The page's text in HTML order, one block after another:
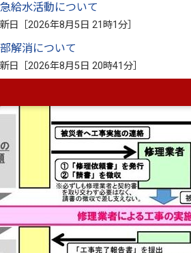
給水活動について
日［2026年8月5日 21時1分
解消について
日［2026年8月5日 20時41分